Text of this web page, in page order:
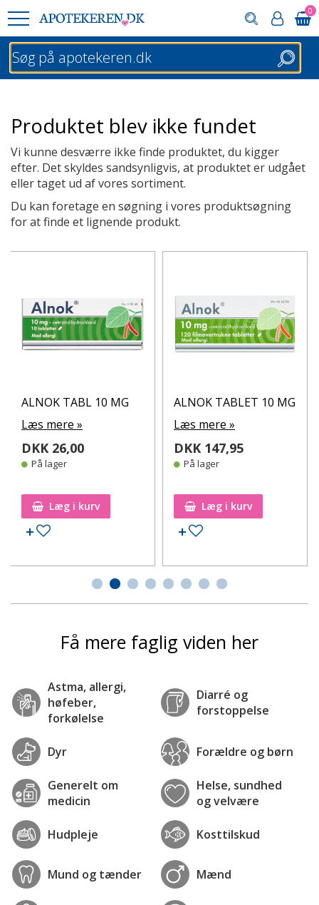
0
Søg
Produktet blev ikke fundet
Vi kunne desværre ikke finde produktet, du kigger
efter. Det skyldes sandsynligvis, at produktet er udgået
eller taget ud af vores sortiment.
Du kan foretage en søgning i vores produktsøgning
for at finde et lignende produkt.
ALNOK TABL 10 MG
Læs mere »
DKK 26,00
På lager
Læg i kurv
Tilføj til ønskeseddel
ALNOK TABLET 10 MG
Læs mere »
DKK 147,95
På lager
Læg i kurv
Tilføj til ønskeseddel
Få mere faglig viden her
Astma, allergi,
høfeber,
forkølelse
Diarré og
forstoppelse
Dyr Forældre og børn
Generelt om
medicin
Helse, sundhed
og velvære
Hudpleje Kosttilskud
Mund og tænder Mænd